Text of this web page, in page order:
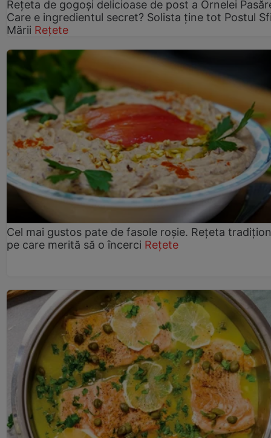
Rețeta de gogoşi delicioase de post a Ornelei
Care e ingredientul secret? Solista ține tot Postul
Mării Rețete
Cel mai gustos pate de fasole roșie. Rețeta
pe care merită să o încerci Rețete